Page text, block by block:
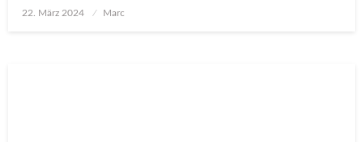
Posted
22. März 2024 Marc